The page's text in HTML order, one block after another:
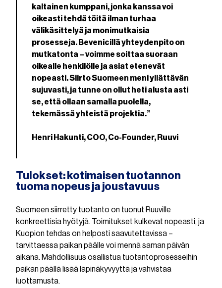
kaltainen kumppani, jonka kanssa voi
oikeasti tehdä töitä ilman turhaa
välikäsittelyä ja monimutkaisia
prosesseja. Bevenicillä yhteydenpito on
mutkatonta – voimme soittaa suoraan
oikealle henkilölle ja asiat etenevät
nopeasti. Siirto Suomeen meni yllättävän
sujuvasti, ja tunne on ollut heti alusta asti
se, että ollaan samalla puolella,
tekemässä yhteistä projektia.”
Henri Hakunti, COO, Co-Founder, Ruuvi
Tulokset: kotimaisen tuotannon
tuoma nopeus ja joustavuus
Suomeen siirretty tuotanto on tuonut Ruuville
konkreettisia hyötyjä. Toimitukset kulkevat nopeasti, ja
Kuopion tehdas on helposti saavutettavissa –
tarvittaessa paikan päälle voi mennä saman päivän
aikana. Mahdollisuus osallistua tuotantoprosesseihin
paikan päällä lisää läpinäkyvyyttä ja vahvistaa
luottamusta.